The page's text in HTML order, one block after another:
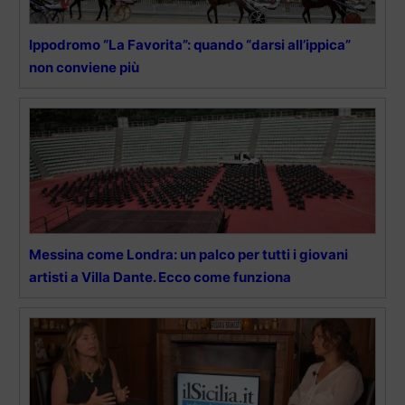
Ippodromo “La Favorita”: quando “darsi all’ippica”
non conviene più
Messina come Londra: un palco per tutti i giovani
artisti a Villa Dante. Ecco come funziona